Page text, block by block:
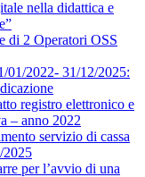
nella didattica e
di 2 Operatori OSS
01/2022- 31/12/2025:
registro elettronico e
– anno 2022
servizio di cassa
2025
per l’avvio di una